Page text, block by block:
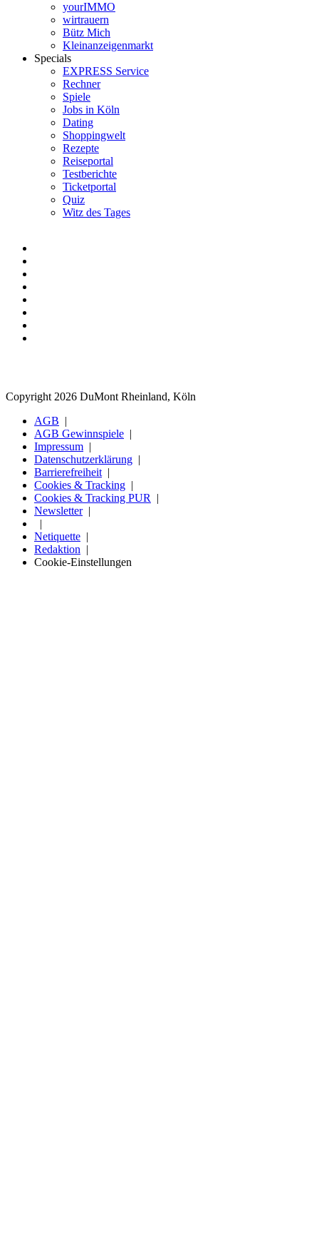
yourIMMO
wirtrauern
Bütz Mich
Kleinanzeigenmarkt
Specials
EXPRESS Service
Rechner
Spiele
Jobs in Köln
Dating
Shoppingwelt
Rezepte
Reiseportal
Testberichte
Ticketportal
Quiz
Witz des Tages
Copyright 2026 DuMont Rheinland, Köln
AGB
AGB Gewinnspiele
Impressum
Datenschutzerklärung
Barrierefreiheit
Cookies & Tracking
Cookies & Tracking PUR
Newsletter
Netiquette
Redaktion
Cookie-Einstellungen